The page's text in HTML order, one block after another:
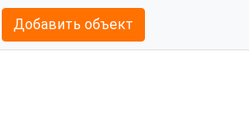
Добавить объект